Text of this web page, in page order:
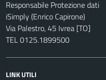
Responsabile Protezione dati
iSimply (Enrico Capirone)
Via Palestro, 45 Ivrea [TO]
TEL 0125.1899500
LINK UTILI